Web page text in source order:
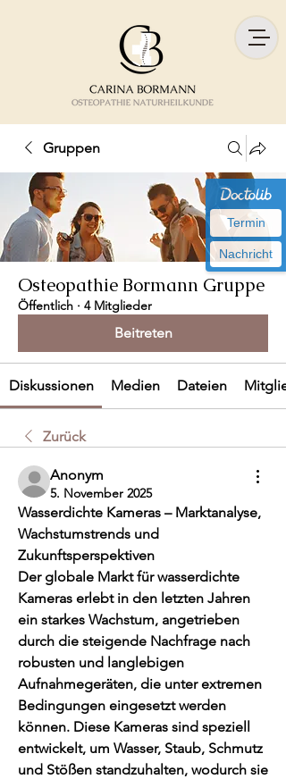
Termin
Nachricht
Gruppen
Osteopathie Bormann Gruppe
Öffentlich · 4 Mitglieder
Beitreten
Diskussionen Medien Dateien
Zurück
Anonym
5. November 2025
Wasserdichte Kameras – Marktanalyse,
Wachstumstrends und
Zukunftsperspektiven
Der globale Markt für wasserdichte
Kameras erlebt in den letzten Jahren
ein starkes Wachstum, angetrieben
durch die steigende Nachfrage nach
robusten und langlebigen
Aufnahmegeräten, die unter extremen
Bedingungen eingesetzt werden
können. Diese Kameras sind speziell
entwickelt, um Wasser, Staub, Schmutz
und Stößen standzuhalten, wodurch sie